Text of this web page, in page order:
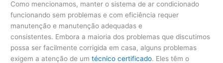
Como mencionamos, manter o sistema de ar condicionado
funcionando sem problemas e com eficiência requer
manutenção e manutenção adequadas e
consistentes. Embora a maioria dos problemas que discutimos
possa ser facilmente corrigida em casa, alguns problemas
exigem a atenção de umtécnico certificado. Eles têm o